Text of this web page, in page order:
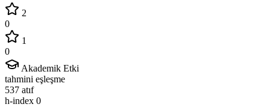
2
0
1
0
Akademik Etki
tahmini eşleşme
537 atıf
h-index 0